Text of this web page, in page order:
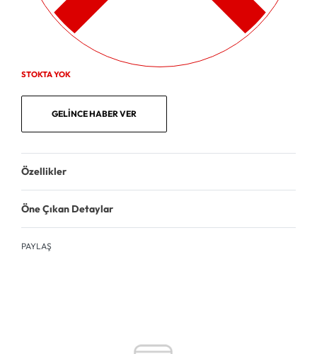
STOKTA YOK
GELINCE HABER VER
Özellikler
Öne Çıkan Detaylar
PAYLAŞ